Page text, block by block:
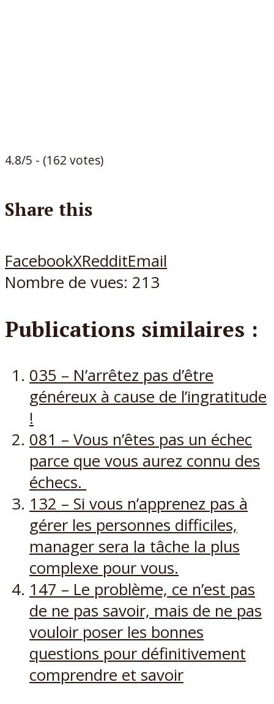
4.8/5 - (162 votes)
Share this
FacebookXRedditEmail
Nombre de vues: 213
Publications similaires :
035 – N’arrêtez pas d’être
généreux à cause de l’ingratitude
!
081 – Vous n’êtes pas un échec
parce que vous aurez connu des
échecs.
132 – Si vous n’apprenez pas à
gérer les personnes difficiles,
manager sera la tâche la plus
complexe pour vous.
147 – Le problème, ce n’est pas
de ne pas savoir, mais de ne pas
vouloir poser les bonnes
questions pour définitivement
comprendre et savoir